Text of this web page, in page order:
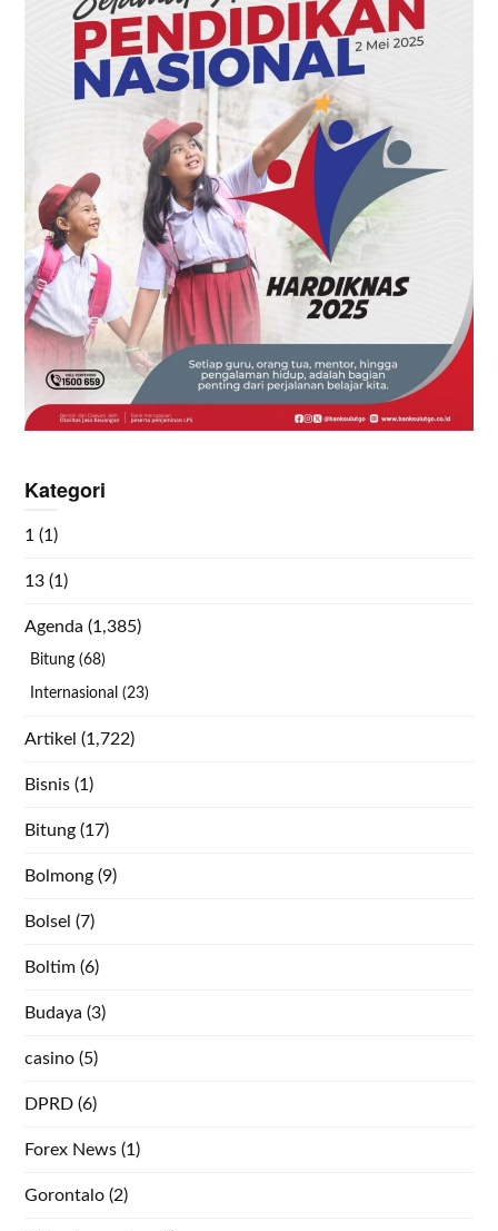
Kategori
1 (1)
13 (1)
Agenda (1,385)
Bitung (68)
Internasional (23)
Artikel (1,722)
Bisnis (1)
Bitung (17)
Bolmong (9)
Bolsel (7)
Boltim (6)
Budaya (3)
casino (5)
DPRD (6)
Forex News (1)
Gorontalo (2)